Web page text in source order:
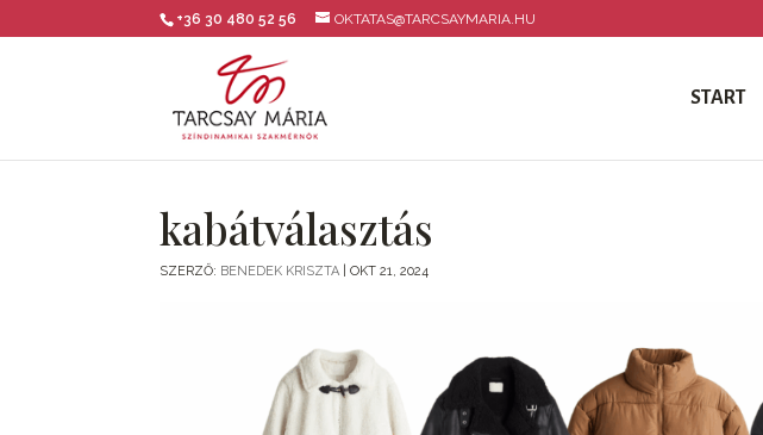
+36 30 480 52 56 OKTATAS@TARCSAYMARIA.HU
START
kabátválasztás
SZERZŐ: BENEDEK KRISZTA |OKT 21, 2024